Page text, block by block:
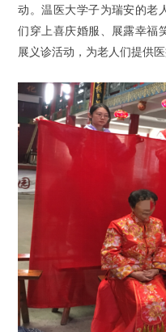
动。温医大学子为瑞安的老
们穿上喜庆婚服、展露幸福
展义诊活动，为老人们提供